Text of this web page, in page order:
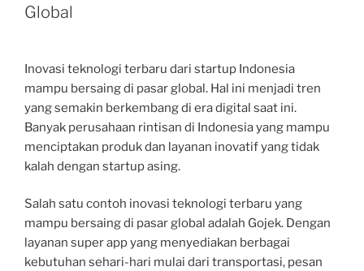
Global
Inovasi teknologi terbaru dari startup Indonesia
mampu bersaing di pasar global. Hal ini menjadi tren
yang semakin berkembang di era digital saat ini.
Banyak perusahaan rintisan di Indonesia yang mampu
menciptakan produk dan layanan inovatif yang tidak
kalah dengan startup asing.
Salah satu contoh inovasi teknologi terbaru yang
mampu bersaing di pasar global adalah Gojek. Dengan
layanan super app yang menyediakan berbagai
kebutuhan sehari-hari mulai dari transportasi, pesan